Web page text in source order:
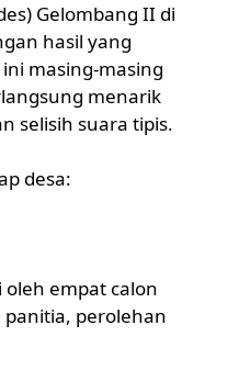
Gelombang II di
hasil yang
masing-masing
menarik
selisih suara tipis.
desa:
empat calon
perolehan